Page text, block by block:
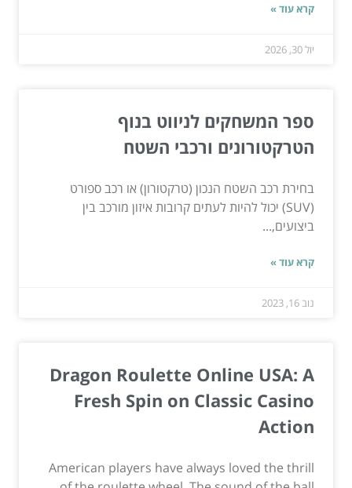
קרא עוד »
יול 30, 2026
ספר המשחקים לניווט בנוף
הטרקטורונים ורכבי השטח
בחירת רכב השטח הנכון (טרקטורון) או רכב ספורט
(SUV) יכול להיות לעתים קרובות איזון מורכב בין
ביצועים,...
קרא עוד »
נוב 16, 2023
Dragon Roulette Online USA: A
Fresh Spin on Classic Casino
Action
American players have always loved the thrill